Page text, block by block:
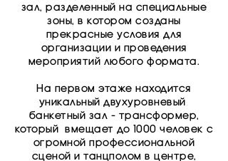
зал, разделенный на специальные
зоны, в котором созданы
прекрасные условия для
организации и проведения
мероприятий любого формата.
На первом этаже находится
уникальный двухуровневый
банкетный зал - трансформер,
который вмещает до 1000 человек с
огромной профессиональной
сценой и танцполом в центре,